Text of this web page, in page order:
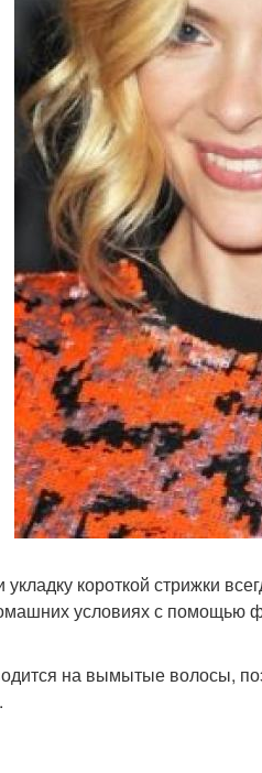
короткой стрижки
условиях с помощью
на вымытые волосы,